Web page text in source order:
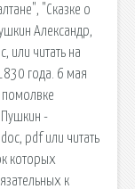
"Сказке о
Александр,
или читать на
года. 6 мая
Пушкин -
pdf или читать
которых
к